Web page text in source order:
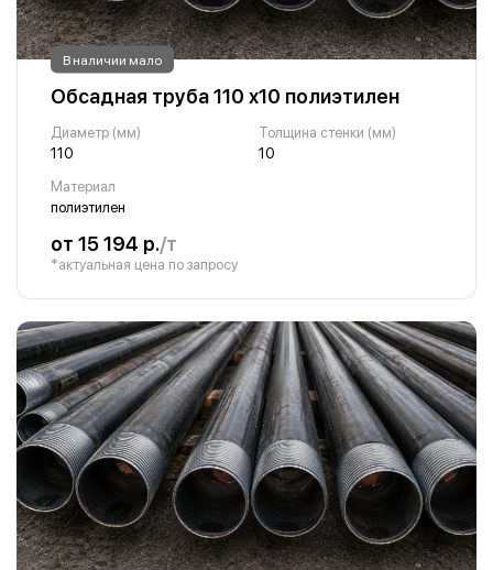
В наличии мало
Обсадная труба 110 х10 полиэтилен
Диаметр (мм)
110
Толщина стенки (мм)
10
Материал
полиэтилен
от 15 194 р./т
*актуальная цена по запросу